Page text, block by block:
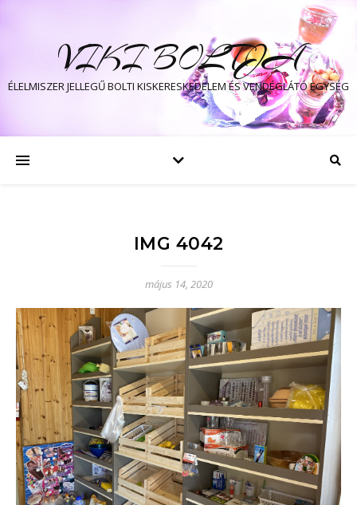
VIKI BOLTJA
ÉLELMISZER JELLEGŰ BOLTI KISKERESKEDELEM ÉS VENDÉGLÁTÓ EGYSÉG
IMG 4042
május 14, 2020